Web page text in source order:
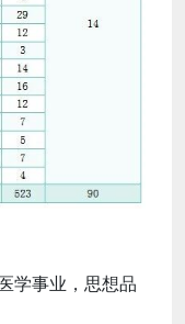
学事业，思想品